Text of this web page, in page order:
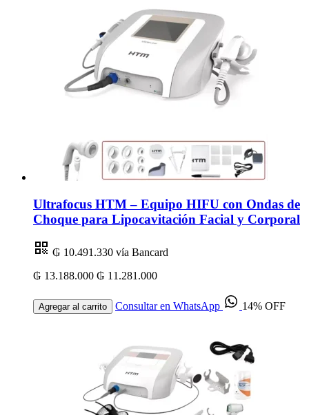
Ultrafocus HTM – Equipo HIFU con Ondas de
Choque para Lipocavitación Facial y Corporal
₲ 10.491.330 vía Bancard
₲ 13.188.000 ₲ 11.281.000
Agregar al carrito Consultar en WhatsApp 14% OFF